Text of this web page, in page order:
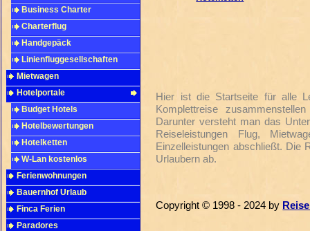
Business Charter
Charterflug
Handgepäck
Linienfluggesellschaften
Mietwagen
Hotelportale
Budget Hotels
Hotelbewertungen
Hotelketten
W-Lan kostenlos
Ferienwohnungen
Bauernhof Urlaub
Finca Ferien
Paradores
Hier ist die Startseite für alle
Komplettreise
Darunter versteht man das
Reiseleistungen Flug,
Einzelleistungen abschließt. Die
Urlaubern ab.
Copyright © 1998 - 2024 by